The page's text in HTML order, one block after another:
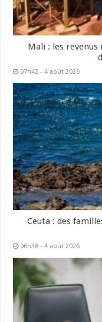
Mali : les revenus
07h42 - 4 août 2026
Ceuta : des
06h38 - 4 août 2026